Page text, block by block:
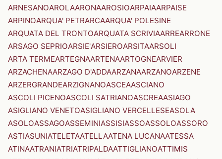
ARNESANOAROLAARONAAROSIOARPAIAARPAISE
ARPINOARQUA' PETRARCAARQUA' POLESINE
ARQUATA DEL TRONTOARQUATA SCRIVIAARREARRONE
ARSAGO SEPRIOARSIE'ARSIEROARSITAARSOLI
ARTA TERMEARTEGNAARTENAARTOGNEARVIER
ARZACHENAARZAGO D'ADDAARZANAARZANOARZENE
ARZERGRANDEARZIGNANOASCEAASCIANO
ASCOLI PICENOASCOLI SATRIANOASCREAASIAGO
ASIGLIANO VENETOASIGLIANO VERCELLESEASOLA
ASOLOASSAGOASSEMINIASSISIASSOASSOLOASSORO
ASTIASUNIATELETAATELLAATENA LUCANAATESSA
ATINAATRANIATRIATRIPALDAATTIGLIANOATTIMIS